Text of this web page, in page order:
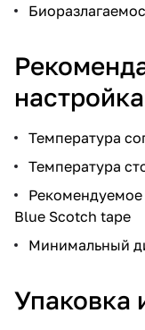
Температура
Температура
Рекомендуемое
Blue Scotch tape
Минимальный
Упаковка